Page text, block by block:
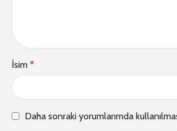
İsim *
Daha sonraki yorumlarımda